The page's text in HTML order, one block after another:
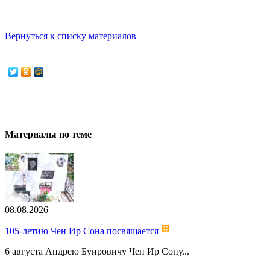
Вернуться к списку материалов
Материалы по теме
08.08.2026
105-летию Чен Ир Сона посвящается
6 августа Андрею Буировичу Чен Ир Сону...